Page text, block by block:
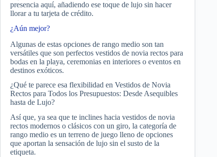
presencia aquí, añadiendo ese toque de lujo sin hacer
llorar a tu tarjeta de crédito.
¿Aún mejor?
Algunas de estas opciones de rango medio son tan
versátiles que son perfectos vestidos de novia rectos para
bodas en la playa, ceremonias en interiores o eventos en
destinos exóticos.
¿Qué te parece esa flexibilidad en Vestidos de Novia
Rectos para Todos los Presupuestos: Desde Asequibles
hasta de Lujo?
Así que, ya sea que te inclines hacia vestidos de novia
rectos modernos o clásicos con un giro, la categoría de
rango medio es un terreno de juego lleno de opciones
que aportan la sensación de lujo sin el susto de la
etiqueta.